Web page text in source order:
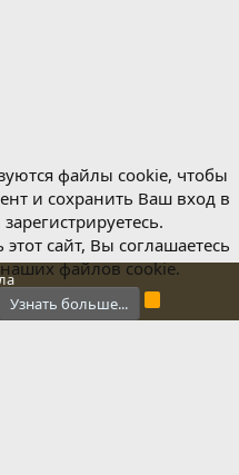
Справка Главная
R
файлы cookie, чтобы
и сохранить Ваш вход в
сайт, Вы соглашаетесь
файлов cookie.
Узнать больше...